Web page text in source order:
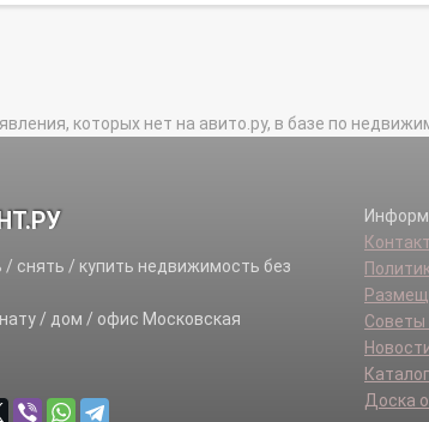
которых нет на авито.ру, в базе по
снять / купить недвижимость без
/ дом / офис Московская
Советы
Доска